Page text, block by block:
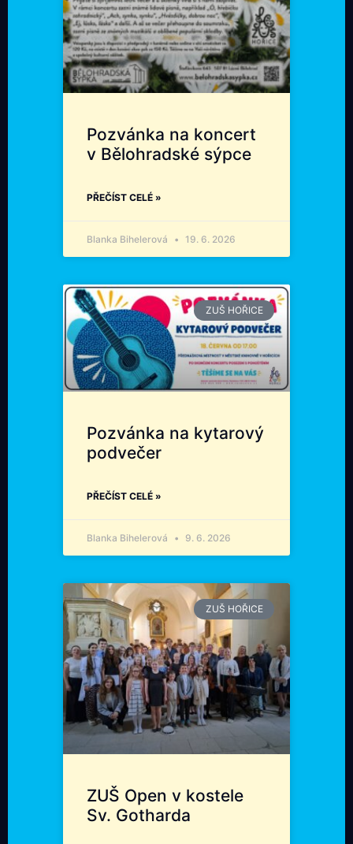
Pozvánka na koncert
v Bělohradské sýpce
PŘEČÍST CELÉ »
Blanka Bihelerová 19. 6. 2026
ZUŠ HOŘICE
Pozvánka na kytarový
podvečer
PŘEČÍST CELÉ »
Blanka Bihelerová 9. 6. 2026
ZUŠ HOŘICE
ZUŠ Open v kostele
Sv. Gotharda